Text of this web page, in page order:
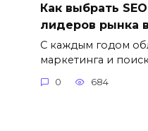
Как выбрать
лидеров рынка
С каждым годом
маркетинга и
0 684